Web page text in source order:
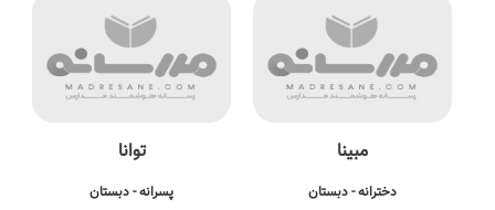
مبینا
دخترانه - دبستان
توانا
پسرانه - دبستان